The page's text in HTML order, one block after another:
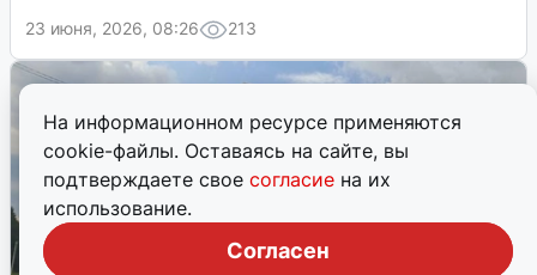
На информационном ресурсе применяются
cookie-файлы. Оставаясь на сайте, вы
подтверждаете свое согласие на их
использование.
Согласен
23 июня, 2026, 08:26
213